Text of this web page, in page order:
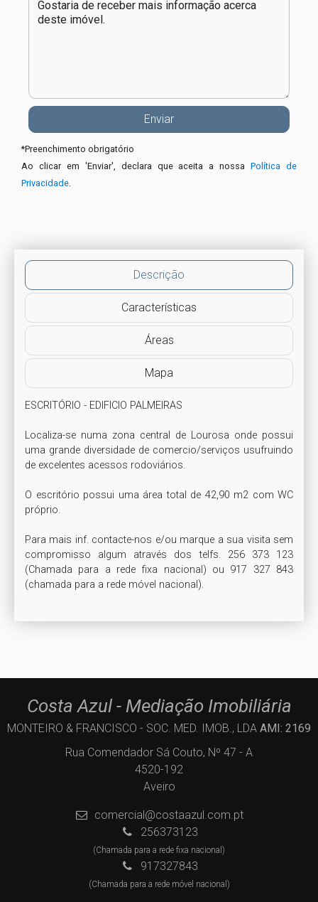
*Preenchimento obrigatório
Ao clicar em 'Enviar', declara que aceita a nossaPolítica de
Privacidade
Descrição
Características
Áreas
Mapa
ESCRITÓRIO - EDIFICIO PALMEIRAS
Localiza-se numa zona central de Lourosa onde possui
uma grande diversidade de comercio/serviços usufruindo
de excelentes acessos rodoviários.
O escritório possui uma área total de 42,90 m2 com WC
próprio.
Para mais inf. contacte-nos e/ou marque a sua visita sem
compromisso algum através dos telfs. 256 373 123
(Chamada para a rede fixa nacional) ou 917 327 843
(chamada para a rede móvel nacional).
Costa Azul - Mediação Imobiliária
MONTEIRO & FRANCISCO - SOC. MED. IMOB., LDA AMI: 2169
Rua Comendador Sá Couto, Nº 47 - A
4520-192
Aveiro
comercial@costaazul.com.pt
256373123
(Chamada para a rede fixa nacional)
917327843
(Chamada para a rede móvel nacional)